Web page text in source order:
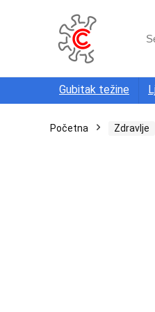
for:
Gubitak težine
Početna Zdravlje